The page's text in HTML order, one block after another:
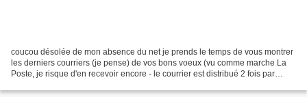
coucou désolée de mon absence du net je prends le temps de vous montrer
les derniers courriers (je pense) de vos bons voeux (vu comme marche La
Poste, je risque d'en recevoir encore - le courrier est distribué 2 fois par